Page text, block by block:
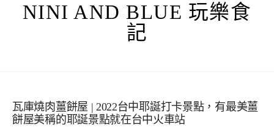
NINI AND BLUE 玩樂食
記
瓦庫燒肉薑餅屋 | 2022台中耶誕打卡景點，有最美薑
餅屋美稱的耶誕景點就在台中火車站